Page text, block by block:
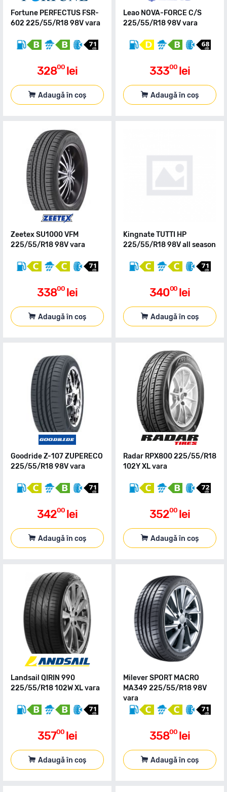
Fortune PERFECTUS FSR-
602 225/55/R18 98V vara
32800 lei
Adaugă în coș
Leao NOVA-FORCE C/S
225/55/R18 98V vara
33300 lei
Adaugă în coș
Zeetex SU1000 VFM
225/55/R18 98V vara
33800 lei
Adaugă în coș
Kingnate TUTTI HP
225/55/R18 98V all season
34000 lei
Adaugă în coș
Goodride Z-107 ZUPERECO
225/55/R18 98V vara
34200 lei
Adaugă în coș
Radar RPX800 225/55/R18
102Y XL vara
35200 lei
Adaugă în coș
Landsail QIRIN 990
225/55/R18 102W XL vara
35700 lei
Adaugă în coș
Milever SPORT MACRO
MA349 225/55/R18 98V
vara
35800 lei
Adaugă în coș